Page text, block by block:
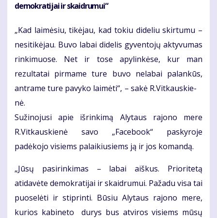
demokratijai ir skaidrumui“
„Kad laimėsiu, tikėjau, kad tokiu dideliu skirtumu –
nesitikėjau. Buvo labai didelis gyventojų aktyvumas
rinkimuose. Net ir tose apylinkėse, kur man
rezultatai pirmame ture buvo nelabai palankūs,
antrame ture pavyko laimėti“, – sakė R.Vitkauskie-
nė.
Sužinojusi apie išrinkimą Alytaus rajono mere
R.Vitkauskienė savo „Facebook“ paskyroje
padėkojo visiems palaikiusiems ją ir jos komandą.
„Jūsų pasirinkimas – labai aiškus. Prioritetą
atidavėte demokratijai ir skaidrumui. Pažadu visa tai
puoselėti ir stiprinti. Būsiu Alytaus rajono mere,
kurios kabineto durys bus atviros visiems mūsų